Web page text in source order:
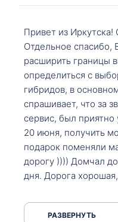
Привет из Иркутска!
Отдельное спасибо,
расширить границы
определиться с
гибридов, в
спрашивает, что за
сервис, был
20 июня, получить
подарок поменяли
дорогу )))) Домчал
дня. Дорога
серпантинах по пути
РАЗВЕРНУТЬ